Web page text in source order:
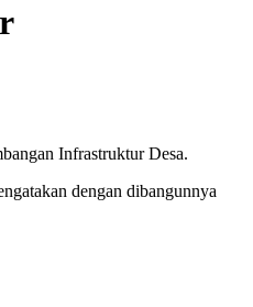
Infrastruktur Desa.
dengan dibangunnya